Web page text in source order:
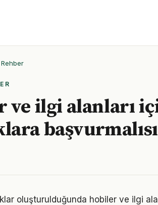
ve ilgi alanları
oluşturulduğunda hobiler ve ilgi